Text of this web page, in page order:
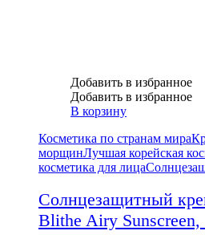
Добавить в избранное
Добавить в избранное
В корзину
Косметика по странам мира
морщинЛучшая корейская
косметика для лица
Солнцезащитный
Blithe Airy